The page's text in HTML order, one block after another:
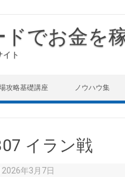
ドでお金を
ト
攻略基礎講座 ノウハウ集
イラン戦
2026年3月7日